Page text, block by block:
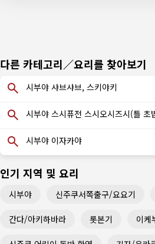
다른 카테고리／요리를 찾아보기
시부야 샤브샤브, 스키야키
시부야 스시퓨전 스시오시즈시(틀 초
시부야 이자카야
인기 지역 및 요리
시부야 신주쿠서쪽출구/요요기
간다/아키하바라 롯본기 이케